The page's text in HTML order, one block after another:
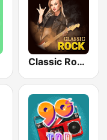
Classic Rock Station